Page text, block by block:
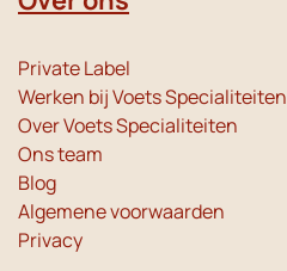
Private Label
Werken bij Voets Specialiteiten
Over Voets Specialiteiten
Ons team
Blog
Algemene voorwaarden
Privacy